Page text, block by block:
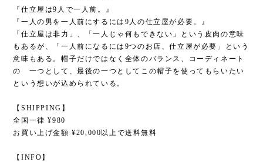
『仕立屋は9人で一人前。』
『一人の男を一人前にするには9人の仕立屋が必要。』
「仕立屋は非力」、「一人じゃ何もできない」という皮肉の意味
もあるが、「一人前になるには9つのお店、仕立屋が必要」という
意味もある。帽子だけではなく全体のバランス、コーディネート
の 一つとして、最後の一つとしてこの帽子を使ってもらいたい
という想いが込められている。
【SHIPPING】
全国一律 ¥980
お買い上げ金額 ¥20,000以上で送料無料
【INFO】